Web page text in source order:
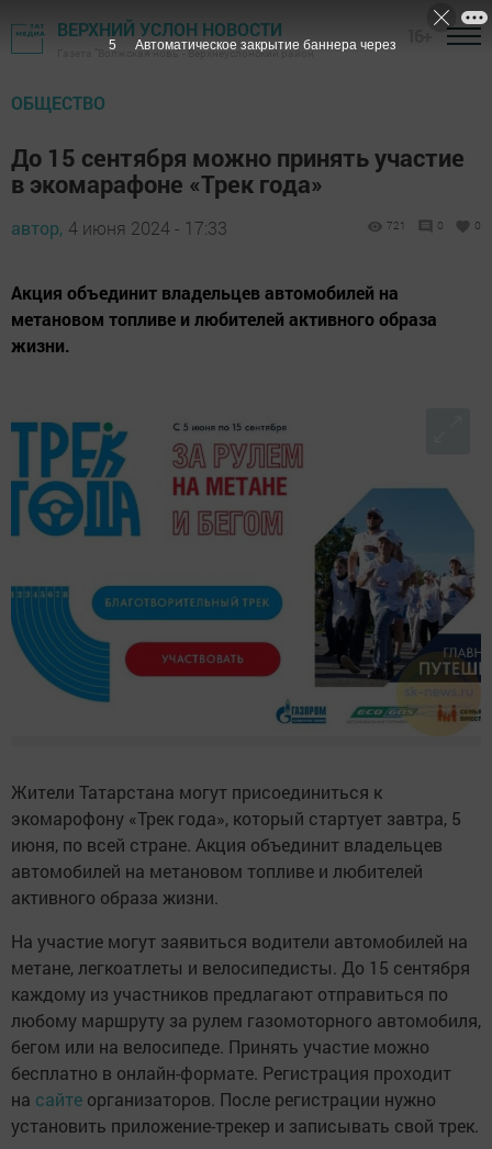
ВЕРХНИЙ УСЛОН НОВОСТИ
Газета "Волжская новь" - Верхнеуслонский район
ОБЩЕСТВО
До 15 сентября можно принять участие
в экомарафоне «Трек года»
автор, 4 июня 2024 - 17:33 721 0 0
Акция объединит владельцев автомобилей на
метановом топливе и любителей активного образа
жизни.
Жители Татарстана могут присоединиться к
экомарофону «Трек года», который стартует завтра, 5
июня, по всей стране. Акция объединит владельцев
автомобилей на метановом топливе и любителей
активного образа жизни.
На участие могут заявиться водители автомобилей на
метане, легкоатлеты и велосипедисты. До 15 сентября
каждому из участников предлагают отправиться по
любому маршруту за рулем газомоторного автомобиля,
бегом или на велосипеде. Принять участие можно
бесплатно в онлайн-формате. Регистрация проходит
на сайте организаторов. После регистрации нужно
установить приложение-трекер и записывать свой трек.
4 Автоматическое закрытие баннера через